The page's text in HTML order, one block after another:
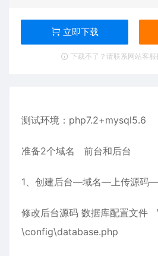
立即下载
下载不了？请联系网站客服
测试环境：php7.2+mysql5.6
准备2个域名 前台和后台
1、创建后台—域名—上传源码
修改后台源码 数据库配置文件
\config\database.php